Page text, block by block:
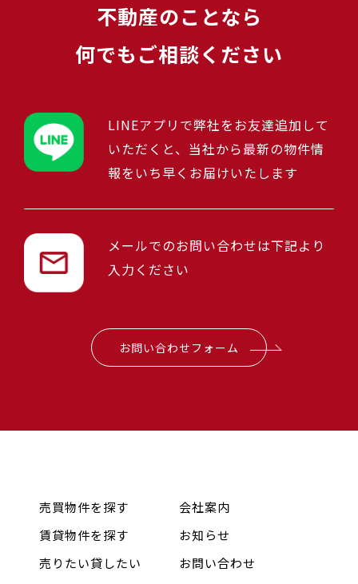
不動産のことなら
何でもご相談ください
LINEアプリで弊社をお友達追加して
いただくと、当社から最新の物件情
報をいち早くお届けいたします
メールでのお問い合わせは下記より
入力ください
お問い合わせフォーム
売買物件を探す
賃貸物件を探す
売りたい貸したい
会社案内
お知らせ
お問い合わせ